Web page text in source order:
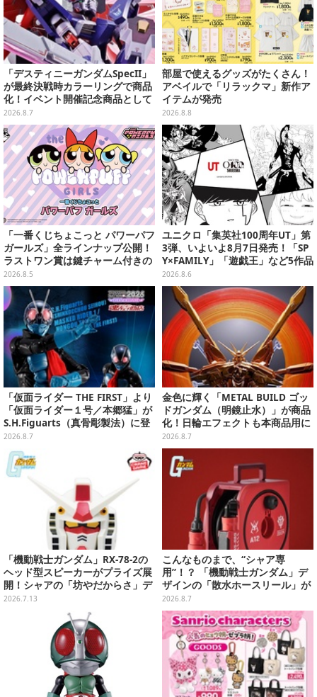
「デスティニーガンダムSpecII」
が最終決戦時カラーリングで商品
化！イベント開催記念商品として
METAL ROBOT魂に新登場
2026.8.7
部屋で使えるグッズがたくさん！
アベイルで「リラックマ」新作ア
イテムが発売
2026.8.8
「一番くじちょこっと パワーパフ
ガールズ」全ラインナップ公開！
ラストワン賞は鍵チャーム付きの
シール帳スペシャルセットを用意
2026.8.5
ユニクロ「集英社100周年UT」第
3弾、いよいよ8月7日発売！「SP
Y×FAMILY」「遊戯王」など5作品
をデザイン
2026.8.6
「仮面ライダー THE FIRST」より
「仮面ライダー１号／本郷猛」が
S.H.Figuarts（真骨彫製法）に登
場！8月18日より予約受付開始
2026.8.7
金色に輝く「METAL BUILD ゴッ
ドガンダム（明鏡止水）」が商品
化！日輪エフェクトも本商品用に
刷新した豪華仕様
2026.8.7
「機動戦士ガンダム」RX-78-2の
ヘッド型スピーカーがプライズ展
開！シャアの「坊やだからさ」デ
ザインなどオシャレなグラス3種
2026.7.13
こんなものまで、“シャア専
用”！？ 「機動戦士ガンダム」デ
ザインの「散水ホースリール」が
予約開始ーあえて存在感を放つ赤
さ
2026.8.7